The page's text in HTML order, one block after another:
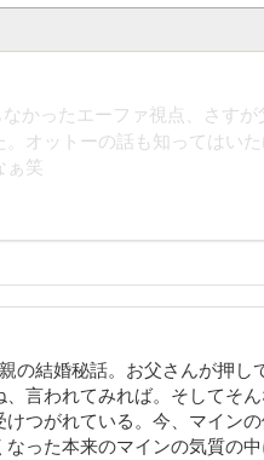
かったエーファ視点、さすが
オットーの話も知ってはい
笑
の結婚秘話。お父さんが押し
言われてみれば。そしてそ
つがれている。今、マイン
った本来のマインの気質の中